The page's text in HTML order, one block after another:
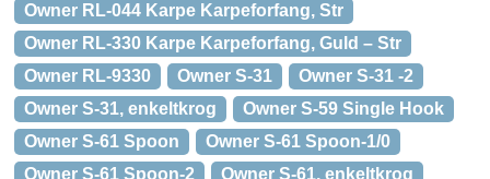
Owner RL-044 Karpe Karpeforfang, Str
Owner RL-330 Karpe Karpeforfang, Guld – Str
Owner RL-9330
Owner S-31
Owner S-31 -2
Owner S-31, enkeltkrog
Owner S-59 Single Hook
Owner S-61 Spoon
Owner S-61 Spoon-1/0
Owner S-61 Spoon-2
Owner S-61, enkeltkrog